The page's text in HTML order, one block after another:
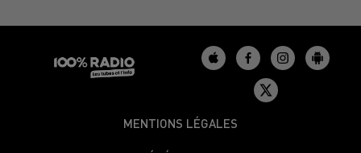
MENTIONS LÉGALES